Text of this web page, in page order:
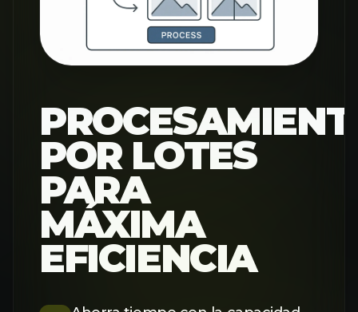
POR LOTES
PARA
MÁXIMA
EFICIENCIA
Ahorra tiempo con la capacidad
nuestro AI Image Upscaler,